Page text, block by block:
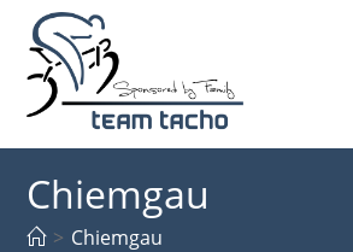
Inhalt
springen
Chiemgau
> Chiemgau